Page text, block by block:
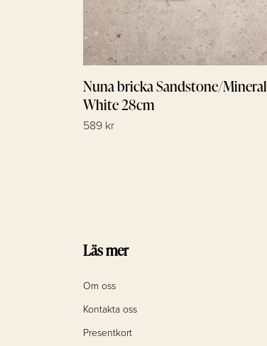
Nuna bricka Sandstone/Mineral
White 28cm
589 kr
Läs mer
Om oss
Kontakta oss
Presentkort